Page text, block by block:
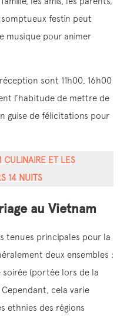
somptueux festin peut
musique pour animer
sont 11h00, 16h00
l’habitude de mettre de
guise de félicitations pour
CULINAIRE ET LES
14 NUITS
au Vietnam
tenues principales pour la
deux ensembles :
soirée (portée lors de la
cela varie
ethnies des régions